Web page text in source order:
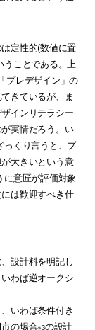
定性的(数値に置
うことである。上
プレデザイン」の
きているが、ま
インリテラシー
実情だろう。い
っくり言うと、プ
大きいという意
に意匠が評価対象
は歓迎すべき仕
設計料を明記し
わば逆オークシ
いわば条件付き
の場合※3の設計